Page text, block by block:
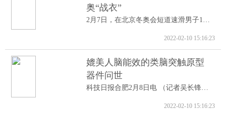
奥“战衣”
2022-02-10 15:16:23
媲美人脑能效的类脑突触原型
器件问世
2022-02-10 15:16:23